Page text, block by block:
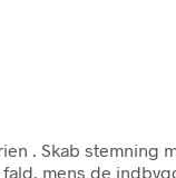
. Skab stemning
mens de